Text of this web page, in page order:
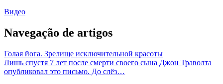
Видео
Navegação de artigos
Голая йога. Зрелище исключительной красоты
Лишь спустя 7 лет после смерти своего сына Джон Траволта
опубликовал это письмо. До слёз…